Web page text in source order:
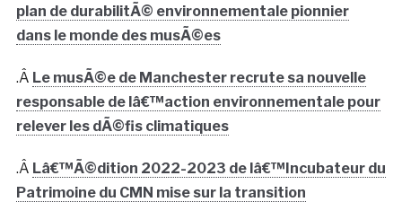
plan de durabilitÃ© environnementale pionnier
dans le monde des musÃ©es
.Â Le musÃ©e de Manchester recrute sa nouvelle
responsable de lâ€™action environnementale pour
relever les dÃ©fis climatiques
.Â Lâ€™Ã©dition 2022-2023 de lâ€™Incubateur du
Patrimoine du CMN mise sur la transition